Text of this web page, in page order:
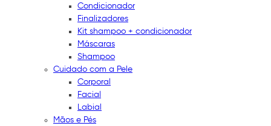
Condicionador
Finalizadores
Kit shampoo + condicionador
Máscaras
Shampoo
Cuidado com a Pele
Corporal
Facial
Labial
Mãos e Pés